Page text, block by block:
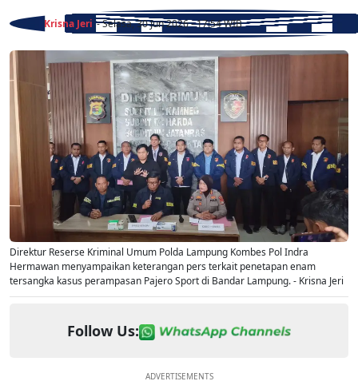
Krisna Jeri - Selasa, 30 Jun 2026 - 17:54 WIB
Direktur Reserse Kriminal Umum Polda Lampung Kombes Pol Indra
Hermawan menyampaikan keterangan pers terkait penetapan enam
tersangka kasus perampasan Pajero Sport di Bandar Lampung. - Krisna Jeri
Follow Us:
ADVERTISEMENTS